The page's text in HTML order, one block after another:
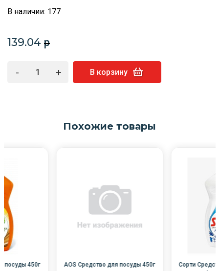
В наличии: 177
139.04 p
- + В корзину
Похожие товары
посуды 450г
AOS Средство для посуды 450г
Сорти